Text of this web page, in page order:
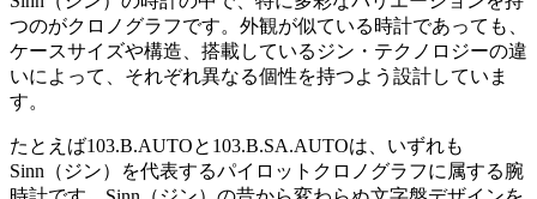
つのがクロノグラフです。外観が似ている時計であっても、
ケースサイズや構造、搭載しているジン・テクノロジーの違
いによって、それぞれ異なる個性を持つよう設計していま
す。
たとえば103.B.AUTOと103.B.SA.AUTOは、いずれも
Sinn（ジン）を代表するパイロットクロノグラフに属する腕